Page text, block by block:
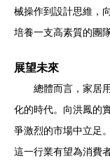
械操作到設計思維，
培養一支高素質的團
展望未來
總體而言，家居
化的時代。向洪鳳的
爭激烈的市場中立足
這一行業有望為消費